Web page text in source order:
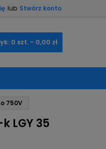
lub Stwórz konto
0 szt. - 0,00 zł
750V
LGY 35